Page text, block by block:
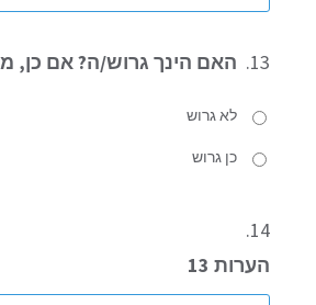
13. האם הינך גרוש/ה? אם כן,
לא גרוש
כן גרוש
14.
הערות 13